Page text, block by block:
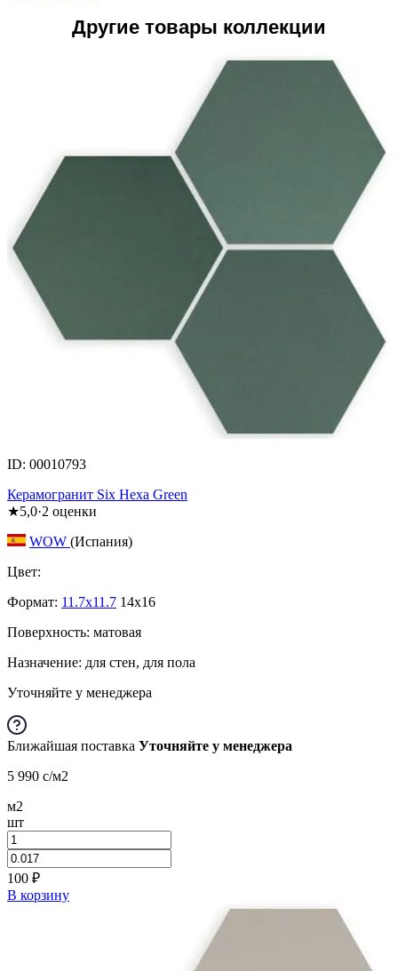
Другие товары коллекции
ID: 00010793
Керамогранит Six Hexa Green
★5,0·2 оценки
WOW (Испания)
Цвет:
Формат: 11.7x11.7 14x16
Поверхность: матовая
Назначение: для стен, для пола
Уточняйте у менеджера
Ближайшая поставка Уточняйте у менеджера
5 990 c/м2
м2
шт
100 ₽
В корзину